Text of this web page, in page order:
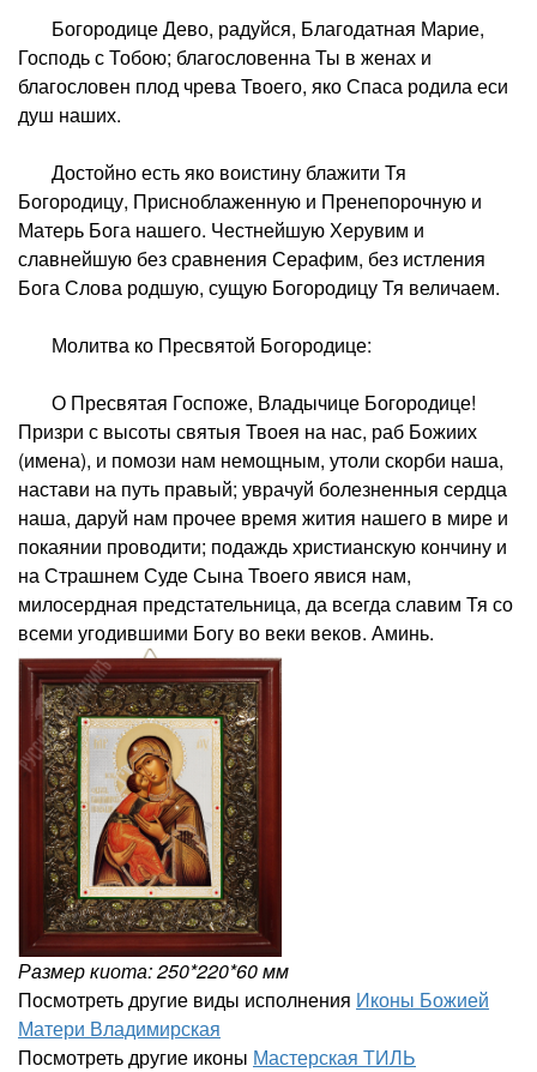
Богородице Дево, радуйся, Благодатная Марие,
Господь с Тобою; благословенна Ты в женах и
благословен плод чрева Твоего, яко Спаса родила еси
душ наших.
Достойно есть яко воистину блажити Тя
Богородицу, Присноблаженную и Пренепорочную и
Матерь Бога нашего. Честнейшую Херувим и
славнейшую без сравнения Серафим, без истления
Бога Слова родшую, сущую Богородицу Тя величаем.
Молитва ко Пресвятой Богородице:
О Пресвятая Госпоже, Владычице Богородице!
Призри с высоты святыя Твоея на нас, раб Божиих
(имена), и помози нам немощным, утоли скорби наша,
настави на путь правый; уврачуй болезненныя сердца
наша, даруй нам прочее время жития нашего в мире и
покаянии проводити; подаждь христианскую кончину и
на Страшнем Суде Сына Твоего явися нам,
милосердная предстательница, да всегда славим Тя со
всеми угодившими Богу во веки веков. Аминь.
Размер киота: 250*220*60 мм
Посмотреть другие виды исполнения Иконы Божией
Матери Владимирская
Посмотреть другие иконы Мастерская ТИЛЬ